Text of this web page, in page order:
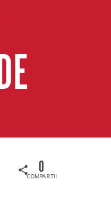
COMPARTILHAMENTOS
0